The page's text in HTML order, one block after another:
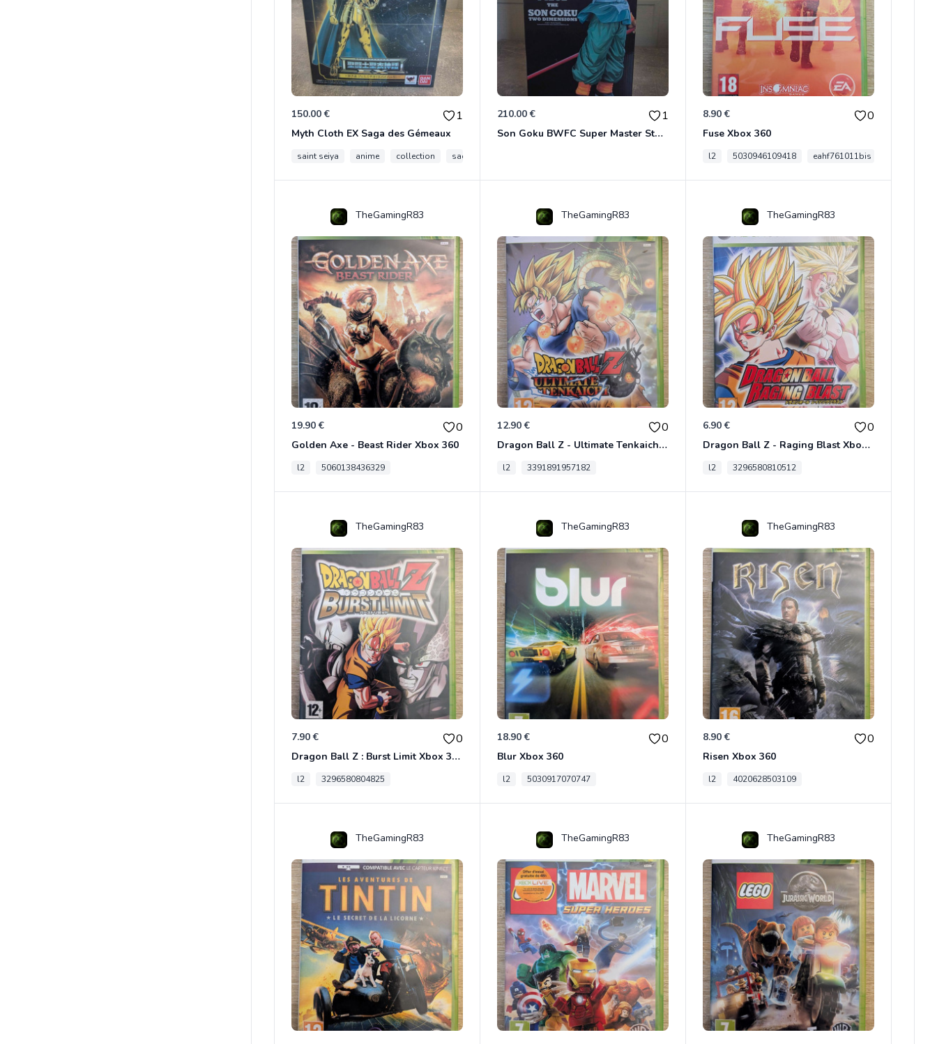
150.00 € 1
Myth Cloth EX Saga des Gémeaux
saint seiya anime collection saga des gemeaux
210.00 € 1
Son Goku BWFC Super Master Stars
8.90 € 0
Fuse Xbox 360
l2 5030946109418 eahf761011bis
TheGamingR83
19.90 € 0
Golden Axe - Beast Rider Xbox 360
l2 5060138436329
TheGamingR83
12.90 € 0
Dragon Ball Z - Ultimate Tenkaichi Xbox 360
l2 3391891957182
TheGamingR83
6.90 € 0
Dragon Ball Z - Raging Blast Xbox 360
l2 3296580810512
TheGamingR83
7.90 € 0
Dragon Ball Z : Burst Limit Xbox 360
l2 3296580804825
TheGamingR83
18.90 € 0
Blur Xbox 360
l2 5030917070747
TheGamingR83
8.90 € 0
Risen Xbox 360
l2 4020628503109
TheGamingR83 TheGamingR83 TheGamingR83